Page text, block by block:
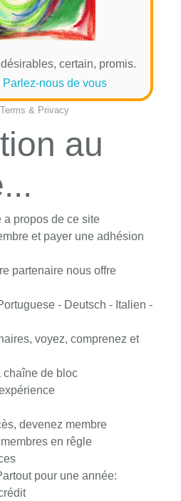
certain, promis.
nous de vous
Terms & Privacy
au
a propos de ce site
et payer une adhésion
partenaire nous offre
- Deutsch - Italien -
voyez, comprenez et
chaîne de bloc
devenez membre
en rêgle
pour une année: